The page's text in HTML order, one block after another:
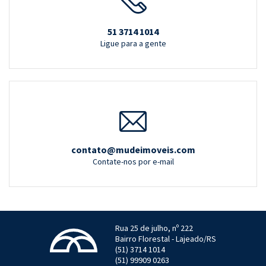
51 3714 1014
Ligue para a gente
contato@mudeimoveis.com
Contate-nos por e-mail
Rua 25 de julho, nº 222
Bairro Florestal - Lajeado/RS
(51) 3714 1014
(51) 99909 0263